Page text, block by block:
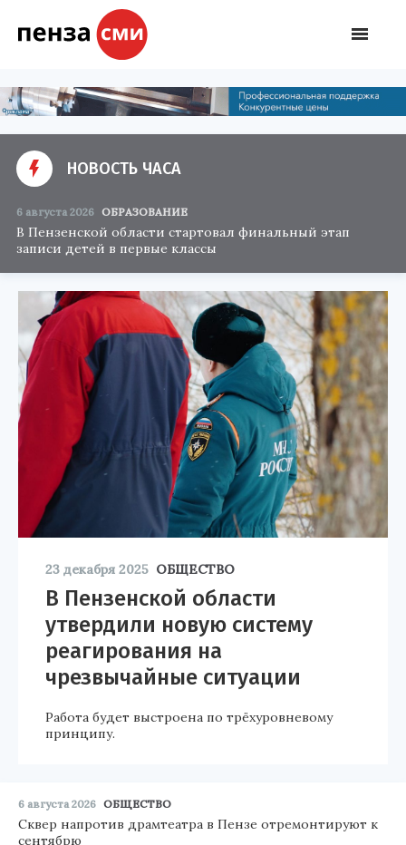
НОВОСТЬ ЧАСА
6 августа 2026 ОБРАЗОВАНИЕ
В Пензенской области стартовал финальный этап
записи детей в первые классы
23 декабря 2025 ОБЩЕСТВО
В Пензенской области
утвердили новую систему
реагирования на
чрезвычайные ситуации
Работа будет выстроена по трёхуровневому
принципу.
6 августа 2026 ОБЩЕСТВО
Сквер напротив драмтеатра в Пензе отремонтируют к
сентябрю